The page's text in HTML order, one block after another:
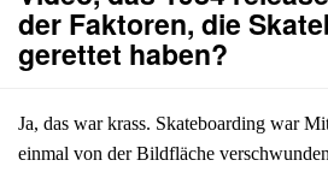
der Faktoren, die
gerettet haben?
Ja, das war krass. Skateboarding war
einmal von der Bildfläche